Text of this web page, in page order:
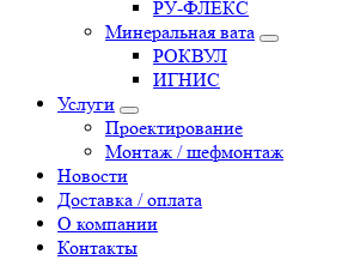
РУ-ФЛЕКС
Минеральная вата
РОКВУЛ
ИГНИС
Услуги
Проектирование
Монтаж / шефмонтаж
Новости
Доставка / оплата
О компании
Контакты